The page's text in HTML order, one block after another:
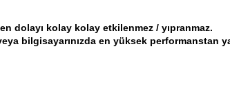
dolayı kolay kolay etkilenmez / yıpranmaz.
bilgisayarınızda en yüksek performanstan